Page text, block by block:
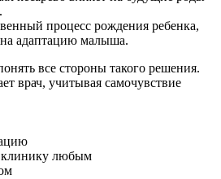
процесс рождения ребенка,
на адаптацию малыша.
все стороны такого решения.
врач, учитывая самочувствие
клинику любым